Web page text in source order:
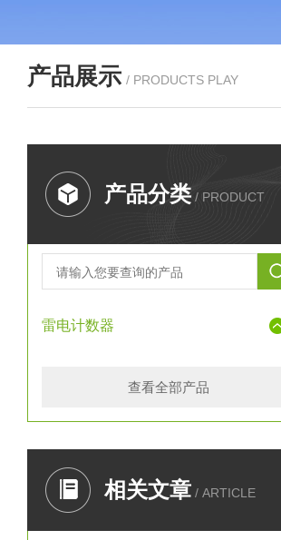
产品展示 / PRODUCTS PLAY
产品分类 / PRODUCT
雷电计数器
查看全部产品
相关文章 / ARTICLE